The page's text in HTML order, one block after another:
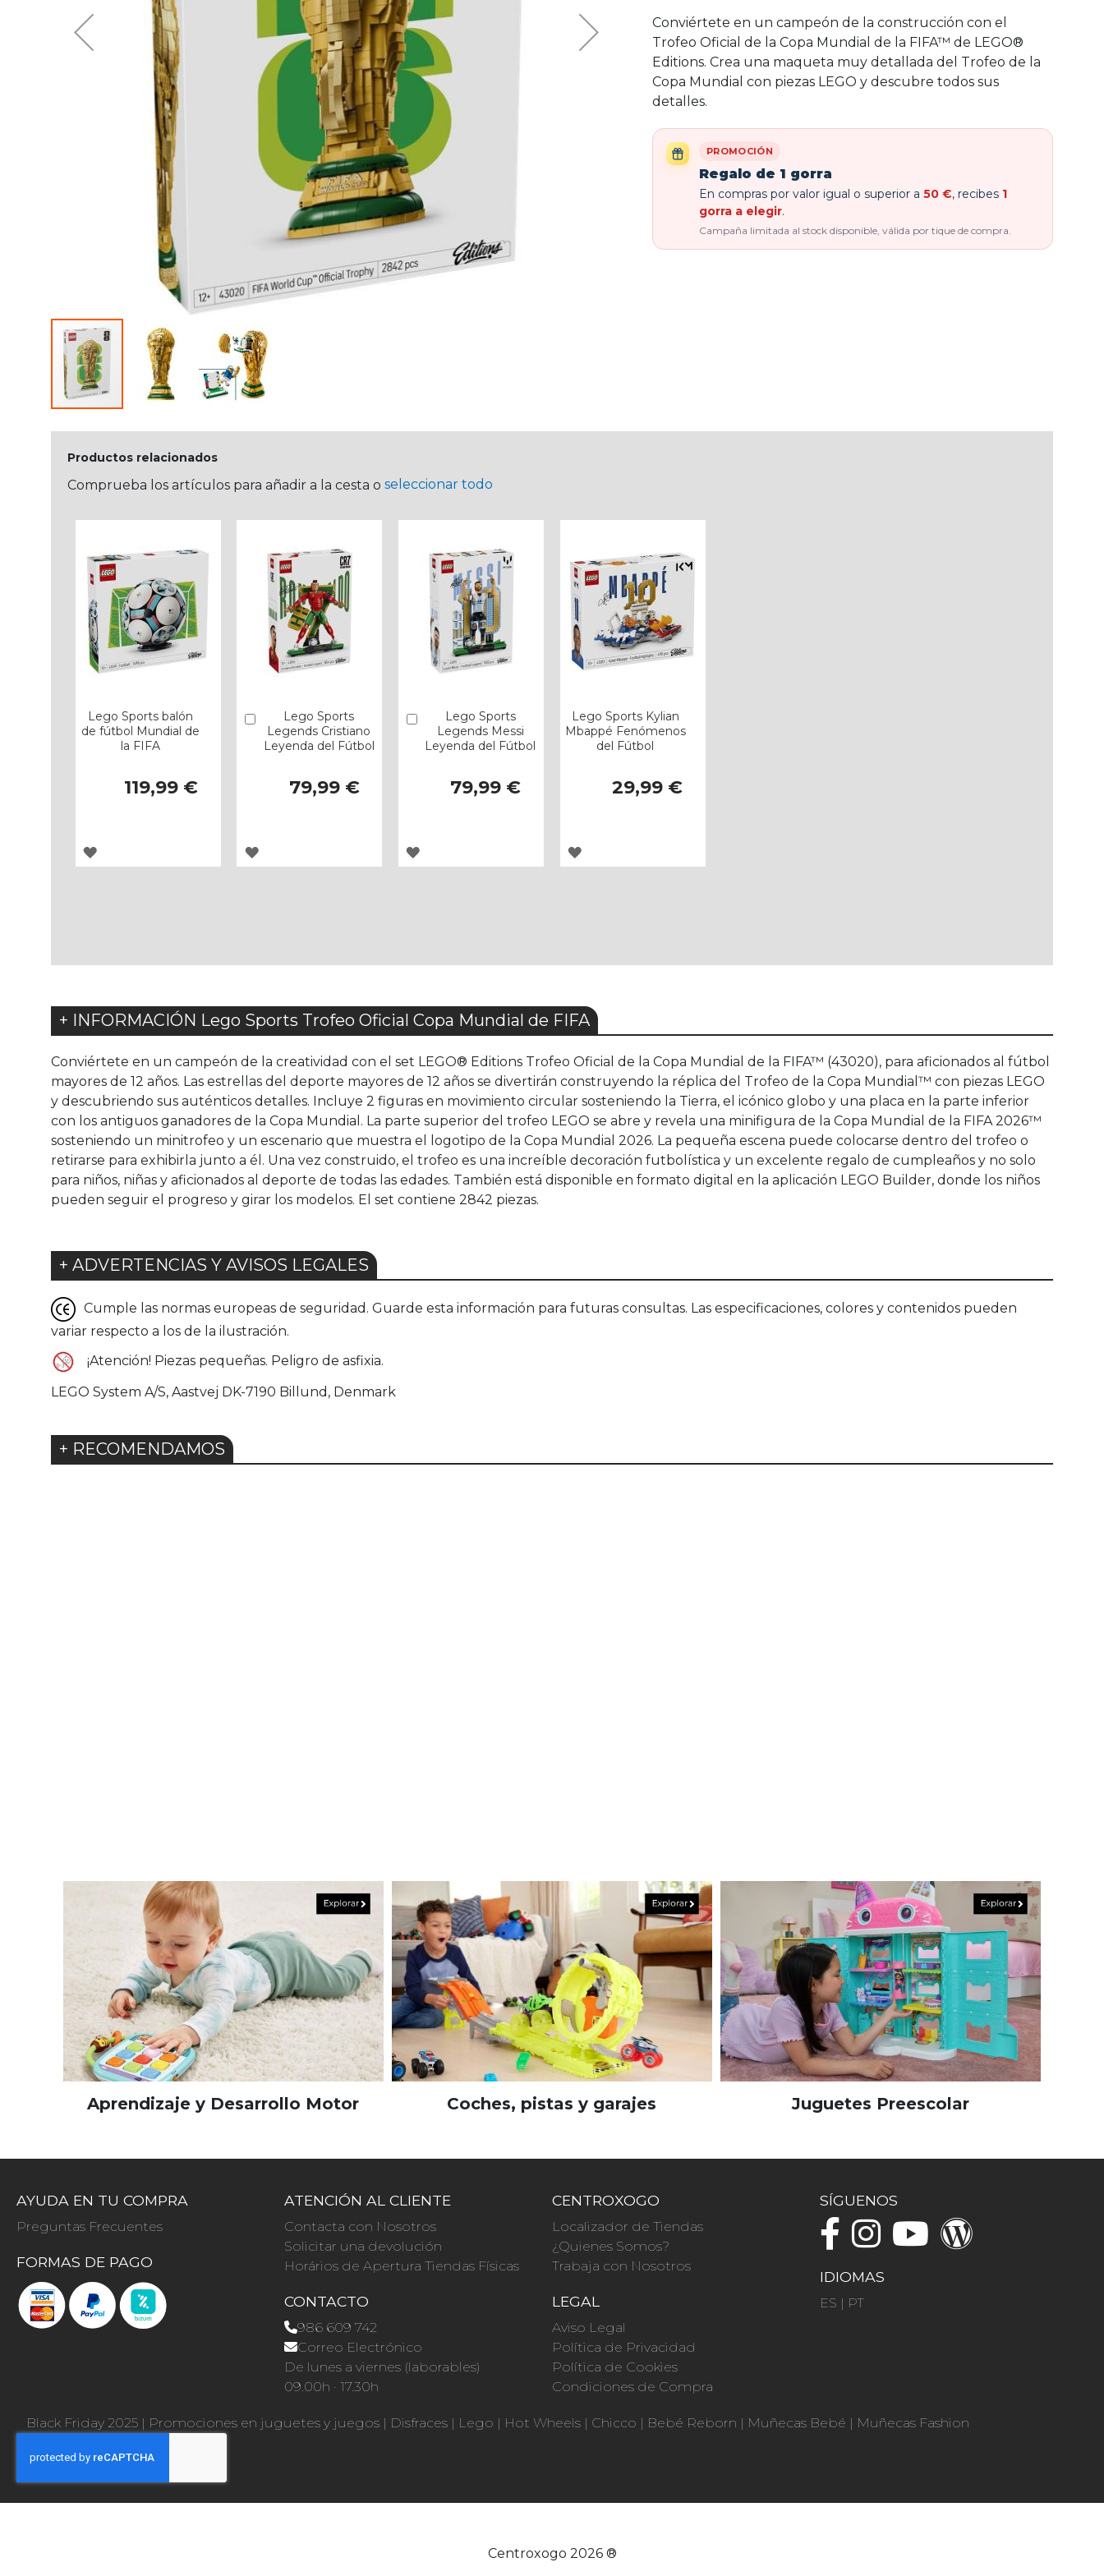
Conviértete en un campeón de la construcción con el
Trofeo Oficial de la Copa Mundial de la FIFA™ de LEGO®
Editions. Crea una maqueta muy detallada del Trofeo de la
Copa Mundial con piezas LEGO y descubre todos sus
detalles.
PROMOCIÓN
Regalo de 1 gorra
En compras por valor igual o superior a 50 €, recibes 1
gorra a elegir.
Campaña limitada al stock disponible, válida por tique de compra.
Productos relacionados
Comprueba los artículos para añadir a la cesta o seleccionar todo
Lego Sports balón
de fútbol Mundial de
la FIFA
119,99 €
AGREGAR
Lego Sports
Legends Cristiano
Leyenda del Fútbol
79,99 €
Añadir
AGREGAR
Lego Sports
Legends Messi
Leyenda del Fútbol
79,99 €
Añadir
AGREGAR
Lego Sports Kylian
Mbappé Fenómenos
del Fútbol
29,99 €
AGREGAR
+ INFORMACIÓN Lego Sports Trofeo Oficial Copa Mundial de FIFA
Conviértete en un campeón de la creatividad con el set LEGO® Editions Trofeo Oficial de la Copa Mundial de la FIFA™ (43020), para aficionados al fútbol
mayores de 12 años. Las estrellas del deporte mayores de 12 años se divertirán construyendo la réplica del Trofeo de la Copa Mundial™ con piezas LEGO
y descubriendo sus auténticos detalles. Incluye 2 figuras en movimiento circular sosteniendo la Tierra, el icónico globo y una placa en la parte inferior
con los antiguos ganadores de la Copa Mundial. La parte superior del trofeo LEGO se abre y revela una minifigura de la Copa Mundial de la FIFA 2026™
sosteniendo un minitrofeo y un escenario que muestra el logotipo de la Copa Mundial 2026. La pequeña escena puede colocarse dentro del trofeo o
retirarse para exhibirla junto a él. Una vez construido, el trofeo es una increíble decoración futbolística y un excelente regalo de cumpleaños y no solo
para niños, niñas y aficionados al deporte de todas las edades. También está disponible en formato digital en la aplicación LEGO Builder, donde los niños
pueden seguir el progreso y girar los modelos. El set contiene 2842 piezas.
+ ADVERTENCIAS Y AVISOS LEGALES
Cumple las normas europeas de seguridad. Guarde esta información para futuras consultas. Las especificaciones, colores y contenidos pueden
variar respecto a los de la ilustración.
¡Atención! Piezas pequeñas. Peligro de asfixia.
LEGO System A/S, Aastvej DK-7190 Billund, Denmark
+ RECOMENDAMOS
Aprendizaje y Desarrollo Motor Coches, pistas y garajes Juguetes Preescolar
AYUDA EN TU COMPRA
Preguntas Frecuentes
FORMAS DE PAGO
ATENCIÓN AL CLIENTE
Contacta con Nosotros
Solicitar una devolución
Horários de Apertura Tiendas Físicas
CONTACTO
986 609 742
Correo Electrónico
De lunes a viernes (laborables)
09.00h · 17.30h
CENTROXOGO
Localizador de Tiendas
¿Quienes Somos?
Trabaja con Nosotros
LEGAL
Aviso Legal
Política de Privacidad
Política de Cookies
Condiciones de Compra
SÍGUENOS
IDIOMAS
ES | PT
Black Friday 2025 | Promociones en juguetes y juegos | Disfraces | Lego | Hot Wheels | Chicco | Bebé Reborn | Muñecas Bebé | Muñecas Fashion
Centroxogo 2026 ®